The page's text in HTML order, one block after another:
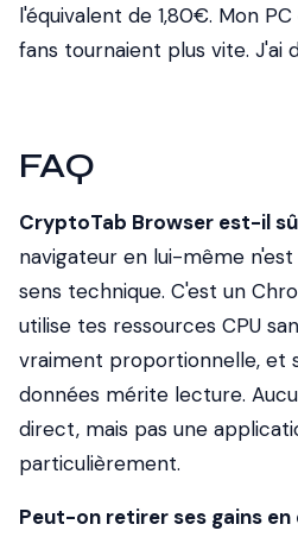
l'équivalent de 1,80€. Mon
fans tournaient plus vite. J'ai
FAQ
CryptoTab Browser est-il
navigateur en lui-même
sens technique. C'est un
utilise tes ressources CPU
vraiment proportionnelle, et
données mérite lecture.
direct, mais pas une
particulièrement.
Peut-on retirer ses gains en